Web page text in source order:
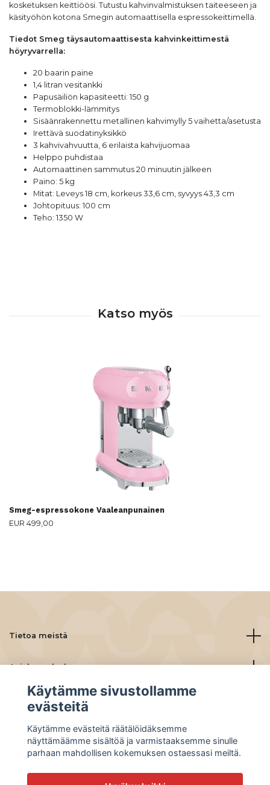
kosketuksen keittiöösi. Tutustu kahvinvalmistuksen taiteeseen ja
käsityöhön kotona Smegin automaattisella espressokeittimellä.
Tiedot Smeg täysautomaattisesta kahvinkeittimestä
höyryvarrella:
20 baarin paine
1,4 litran vesitankki
Papusäiliön kapasiteetti: 150 g
Termoblokki-lämmitys
Sisäänrakennettu metallinen kahvimylly 5 vaihetta/asetusta
Irettävä suodatinyksikkö
3 kahvivahvuutta, 6 erilaista kahvijuomaa
Helppo puhdistaa
Automaattinen sammutus 20 minuutin jälkeen
Paino: 5 kg
Mitat: Leveys 18 cm, korkeus 33,6 cm, syvyys 43,3 cm
Johtopituus: 100 cm
Teho: 1350 W
Smeg-espressokone Vaaleanpunainen
EUR 499,00
Tietoa meistä
Asiakaspalvelu
Lue lisää
Social Media
Käytämme sivustollamme
evästeitä
Käytämme evästeitä räätälöidäksemme
näyttämäämme sisältöä ja varmistaaksemme sinulle
parhaan mahdollisen kokemuksen ostaessasi meiltä.